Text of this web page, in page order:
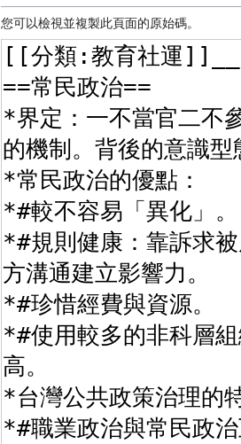
覽
尋
您可以檢視並複製此頁面的原始碼。